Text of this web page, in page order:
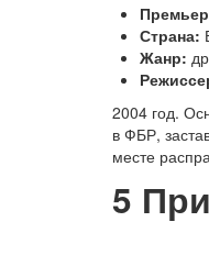
Страна:
Жанр:
2004 год.
в ФБР,
месте
5